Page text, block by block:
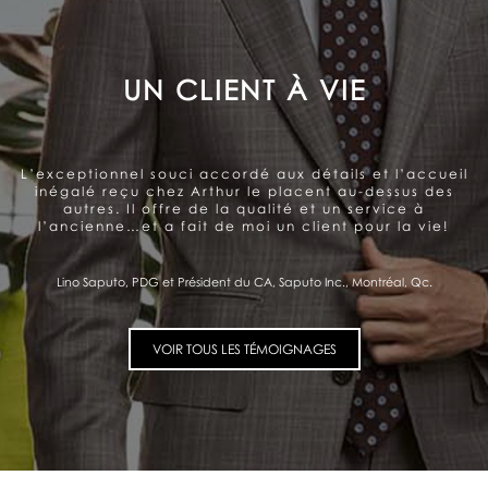
LE SOUCI DE LA SATISFACTION
DU CLIENT
Arthur offre un service très personnalisé et
professionnel. Belle gamme de produits. Le souci de la
satisfaction du client se ressent et me donne
Pierre Fitzgibbon, Ministre de l'Économie et de l'Innovation, Québec, Qc.
VOIR TOUS LES TÉMOIGNAGES